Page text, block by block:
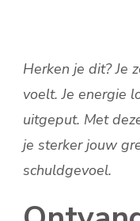
Herken je dit? Je
voelt. Je energie
uitgeput. Met
je sterker jouw
schuldgevoel.